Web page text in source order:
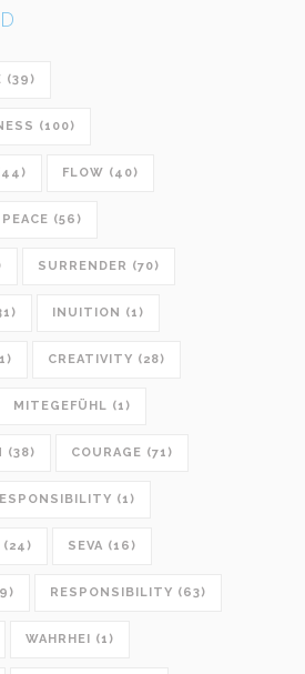
(39)
(100)
FLOW (40)
PEACE (56)
SURRENDER (70)
INUITION (1)
CREATIVITY (28)
MITEGEFÜHL (1)
(38) COURAGE (71)
(1)
(24) SEVA (16)
RESPONSIBILITY (63)
WAHRHEI (1)